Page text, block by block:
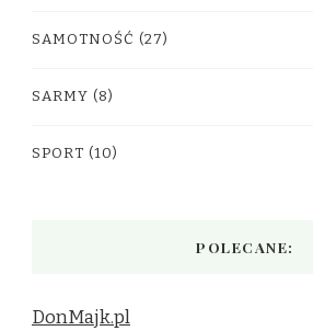
SAMOTNOŚĆ (27)
SARMY (8)
SPORT (10)
POLECANE:
DonMajk.pl